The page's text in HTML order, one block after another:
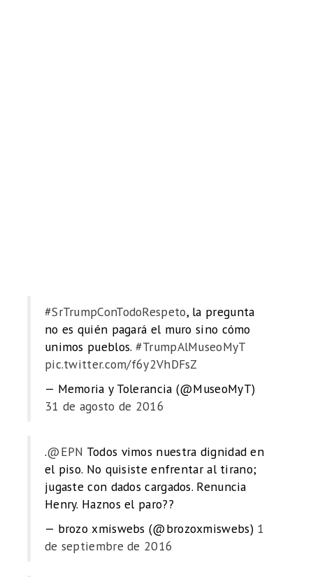
#SrTrumpConTodoRespeto, la pregunta
no es quién pagará el muro sino cómo
unimos pueblos. #TrumpAlMuseoMyT
pic.twitter.com/f6y2VhDFsZ
— Memoria y Tolerancia (@MuseoMyT)
31 de agosto de 2016
.@EPN Todos vimos nuestra dignidad en
el piso. No quisiste enfrentar al tirano;
jugaste con dados cargados. Renuncia
Henry. Haznos el paro??
— brozo xmiswebs (@brozoxmiswebs) 1
de septiembre de 2016